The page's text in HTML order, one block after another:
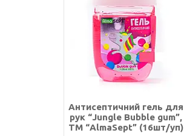
Антисептичний гель для
рук “Jungle Bubble gum”,
ТМ “AlmaSept” (16шт/уп)